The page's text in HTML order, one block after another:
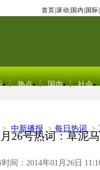
首页 滚动 国内 国际
热点 国内 社会
> 中新播报 > 每日热词 >
26号热词：草泥
时间：2014年01月26日